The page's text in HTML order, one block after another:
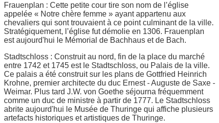
Frauenplan : Cette petite cour tire son nom de l’église
appelée « Notre chère femme » ayant appartenu aux
chevaliers qui sont trouvaient à ce point culminant de la ville.
Stratégiquement, l’église fut démolie en 1306. Frauenplan
est aujourd'hui le Mémorial de Bachhaus et de Bach.
Stadtschloss : Construit au nord, fin de la place du marché
entre 1742 et 1745 est le Stadtschloss, ou Palais de la ville.
Ce palais a été construit sur les plans de Gottfried Heinrich
Krohne, premier architecte du duc Ernest - Auguste de Saxe -
Weimar. Plus tard J.W. von Goethe séjourna fréquemment
comme un duc de ministre à partir de 1777. Le Stadtschloss
abrite aujourd'hui le Musée de Thuringe qui affiche plusieurs
artefacts historiques et artistiques de Thuringe.